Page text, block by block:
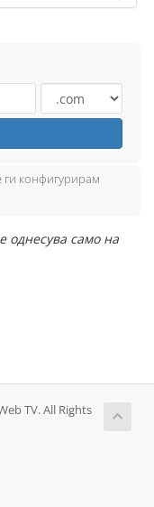
ги конфигурирам
однесува само на
TV. All Rights